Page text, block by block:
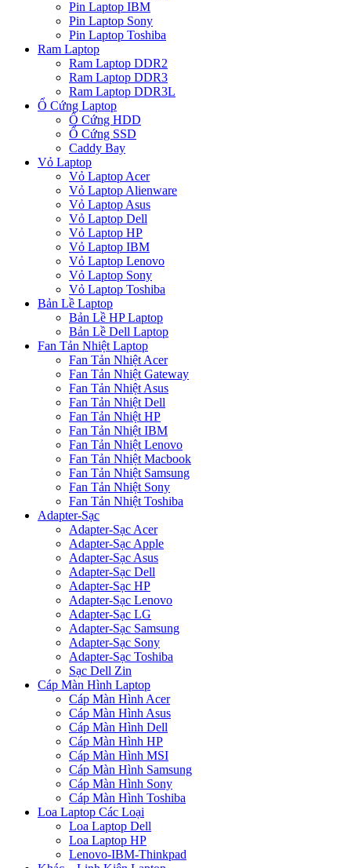
Pin Laptop IBM
Pin Laptop Sony
Pin Laptop Toshiba
Ram Laptop
Ram Laptop DDR2
Ram Laptop DDR3
Ram Laptop DDR3L
Ổ Cứng Laptop
Ổ Cứng HDD
Ổ Cứng SSD
Caddy Bay
Vỏ Laptop
Vỏ Laptop Acer
Vỏ Laptop Alienware
Vỏ Laptop Asus
Vỏ Laptop Dell
Vỏ Laptop HP
Vỏ Laptop IBM
Vỏ Laptop Lenovo
Vỏ Laptop Sony
Vỏ Laptop Toshiba
Bản Lề Laptop
Bản Lề HP Laptop
Bản Lề Dell Laptop
Fan Tản Nhiệt Laptop
Fan Tản Nhiệt Acer
Fan Tản Nhiệt Gateway
Fan Tản Nhiệt Asus
Fan Tản Nhiệt Dell
Fan Tản Nhiệt HP
Fan Tản Nhiệt IBM
Fan Tản Nhiệt Lenovo
Fan Tản Nhiệt Macbook
Fan Tản Nhiệt Samsung
Fan Tản Nhiệt Sony
Fan Tản Nhiệt Toshiba
Adapter-Sạc
Adapter-Sạc Acer
Adapter-Sạc Apple
Adapter-Sạc Asus
Adapter-Sạc Dell
Adapter-Sạc HP
Adapter-Sạc Lenovo
Adapter-Sạc LG
Adapter-Sạc Samsung
Adapter-Sạc Sony
Adapter-Sạc Toshiba
Sạc Dell Zin
Cáp Màn Hình Laptop
Cáp Màn Hình Acer
Cáp Màn Hình Asus
Cáp Màn Hình Dell
Cáp Màn Hình HP
Cáp Màn Hình MSI
Cáp Màn Hình Samsung
Cáp Màn Hình Sony
Cáp Màn Hình Toshiba
Loa Laptop Các Loại
Loa Laptop Dell
Loa Laptop HP
Lenovo-IBM-Thinkpad